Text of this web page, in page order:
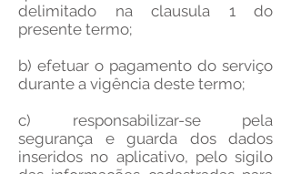
delimitado na clausula 1 do
presente termo;
b) efetuar o pagamento do serviço
durante a vigência deste termo;
c) responsabilizar-se pela
segurança e guarda dos dados
inseridos no aplicativo, pelo sigilo